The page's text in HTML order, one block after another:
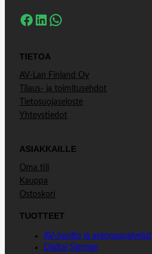
Facebook LinkedIn WhatsApp
TIETOA
AV-Lan Finland Oy
Tilaus- ja toimitusehdot
Tietosuojaseloste
Yhteystiedot
ASIAKKAILLE
Oma tili
Kauppa
Ostoskori
TUOTTEET
AV-huolto ja asennuspalvelut
Digital Signage